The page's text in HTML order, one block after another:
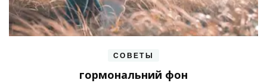
СОВЕТЫ
гормональний фон